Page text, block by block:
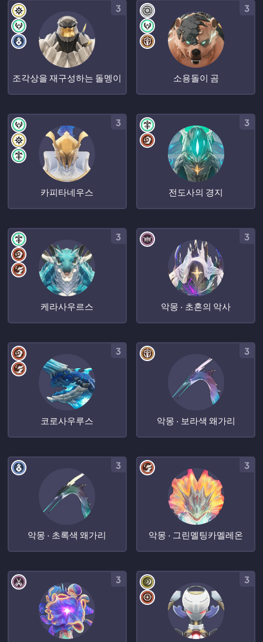
조각상을 재구성하는 돌멩이
3
소용돌이 곰
3
카피타네우스
3
전도사의 경지
3
케라사우르스
3
악몽 · 초혼의 악사
3
코로사우루스
3
악몽 · 보라색 왜가리
3
악몽 · 초록색 왜가리
3
악몽 · 그린멜팅카멜레온
3
3 3